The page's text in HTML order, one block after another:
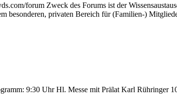
forum Zweck des Forums ist der
besonderen, privaten Bereich für (Familien-)
9:30 Uhr Hl. Messe mit Prälat Karl Rühringer